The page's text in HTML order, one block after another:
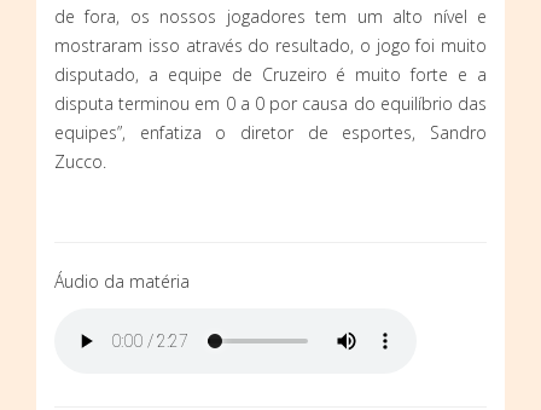
de fora, os nossos jogadores tem um alto nível e
mostraram isso através do resultado, o jogo foi muito
disputado, a equipe de Cruzeiro é muito forte e a
disputa terminou em 0 a 0 por causa do equilíbrio das
equipes”, enfatiza o diretor de esportes, Sandro
Zucco.
Áudio da matéria